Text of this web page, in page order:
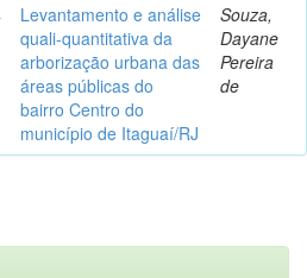
Levantamento e análise
quali-quantitativa da
arborização urbana das
áreas públicas do
bairro Centro do
município de Itaguaí/RJ
Souza,
Dayane
Pereira
de